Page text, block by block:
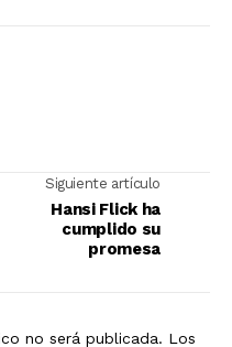
Siguiente artículo
Hansi Flick ha
cumplido su
promesa
no será publicada. Los